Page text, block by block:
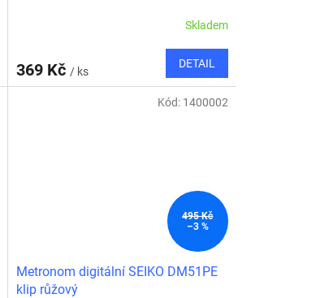
Skladem
369 Kč / ks
DETAIL
495 Kč
–3 %
Metronom digitální SEIKO DM51PE
klip růžový
Kód: 1400002